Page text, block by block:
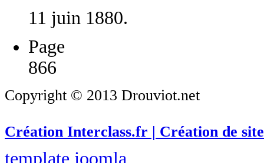
11 juin 1880.
Page
866
Copyright © 2013 Drouviot.net
Création Interclass.fr | Création de
template joomla